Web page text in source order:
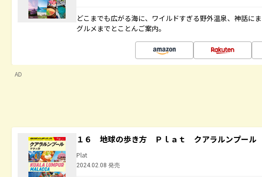
どこまでも広がる海に、ワイルドすぎる野外温泉、神話に
グルメまでとことんご案内。
AD
１６ 地球の歩き方 Ｐｌａｔ クアラルンプール
Plat
2024.02.08 発売